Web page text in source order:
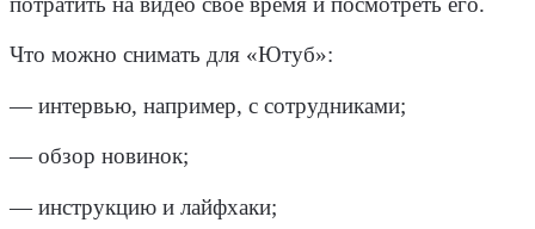
Что можно снимать для «Ютуб»:
— интервью, например, с сотрудниками;
— обзор новинок;
— инструкцию и лайфхаки;